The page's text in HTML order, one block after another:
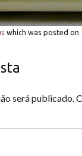
which was posted on
será publicado.